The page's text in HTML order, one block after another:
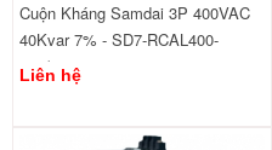
Cuộn Kháng Samdai 3P 400VAC
40Kvar 7% - SD7-RCAL400-
440/40
Liên hệ